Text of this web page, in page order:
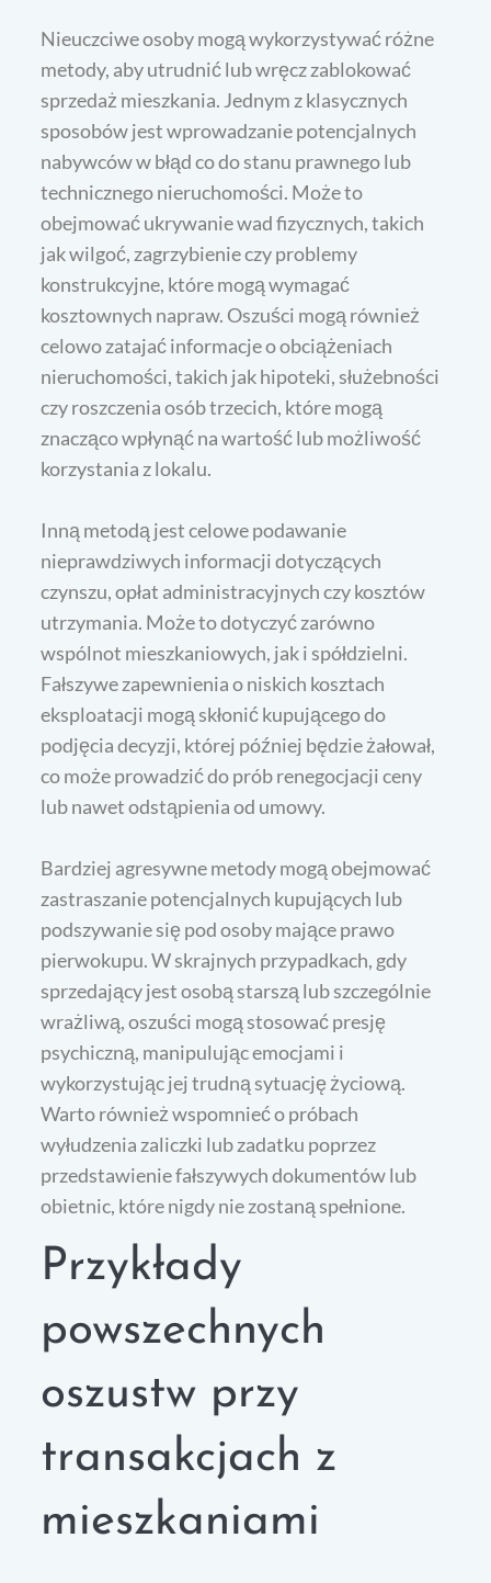
Nieuczciwe osoby mogą wykorzystywać różne
metody, aby utrudnić lub wręcz zablokować
sprzedaż mieszkania. Jednym z klasycznych
sposobów jest wprowadzanie potencjalnych
nabywców w błąd co do stanu prawnego lub
technicznego nieruchomości. Może to
obejmować ukrywanie wad fizycznych, takich
jak wilgoć, zagrzybienie czy problemy
konstrukcyjne, które mogą wymagać
kosztownych napraw. Oszuści mogą również
celowo zatajać informacje o obciążeniach
nieruchomości, takich jak hipoteki, służebności
czy roszczenia osób trzecich, które mogą
znacząco wpłynąć na wartość lub możliwość
korzystania z lokalu.
Inną metodą jest celowe podawanie
nieprawdziwych informacji dotyczących
czynszu, opłat administracyjnych czy kosztów
utrzymania. Może to dotyczyć zarówno
wspólnot mieszkaniowych, jak i spółdzielni.
Fałszywe zapewnienia o niskich kosztach
eksploatacji mogą skłonić kupującego do
podjęcia decyzji, której później będzie żałował,
co może prowadzić do prób renegocjacji ceny
lub nawet odstąpienia od umowy.
Bardziej agresywne metody mogą obejmować
zastraszanie potencjalnych kupujących lub
podszywanie się pod osoby mające prawo
pierwokupu. W skrajnych przypadkach, gdy
sprzedający jest osobą starszą lub szczególnie
wrażliwą, oszuści mogą stosować presję
psychiczną, manipulując emocjami i
wykorzystując jej trudną sytuację życiową.
Warto również wspomnieć o próbach
wyłudzenia zaliczki lub zadatku poprzez
przedstawienie fałszywych dokumentów lub
obietnic, które nigdy nie zostaną spełnione.
Przykłady
powszechnych
oszustw przy
transakcjach z
mieszkaniami